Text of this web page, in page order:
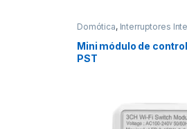
Domótica, Interruptores
Luces inteligentes
Otros
Mini módulo de
PST